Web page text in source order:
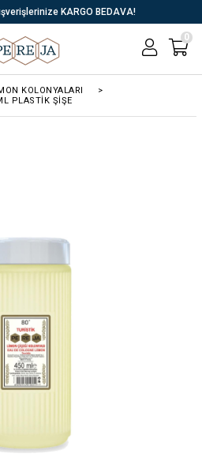
KARGO BEDAVA!
0
KOLONYALARI
>
PLASTIK ŞIŞE